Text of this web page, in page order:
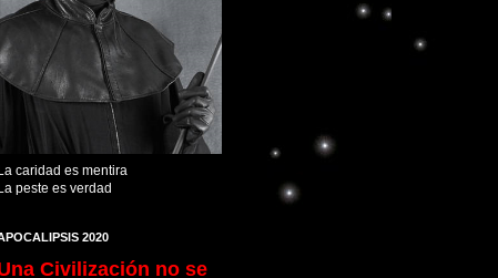
caridad es mentira
peste es verdad
2020
Civilización no se